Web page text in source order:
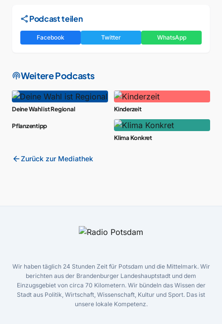
sharePodcast teilen
Facebook Twitter WhatsApp
podcastsWeitere Podcasts
Deine Wahl ist Regional Kinderzeit
Pflanzentipp
Klima Konkret
arrow_backZurück zur Mediathek
Wir haben täglich 24 Stunden Zeit für Potsdam und die Mittelmark. Wir
berichten aus der Brandenburger Landeshauptstadt und dem
Einzugsgebiet von circa 70 Kilometern. Wir bündeln das Wissen der
Stadt aus Politik, Wirtschaft, Wissenschaft, Kultur und Sport. Das ist
unsere lokale Kompetenz.